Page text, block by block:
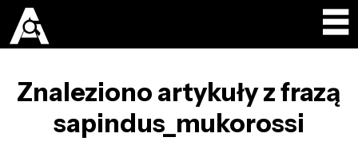
Znaleziono artykuły z frazą
sapindus_mukorossi